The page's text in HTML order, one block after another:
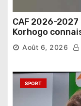
CAF 2026-2027
Korhogo
phase de
Août 6, 2026
SPORT